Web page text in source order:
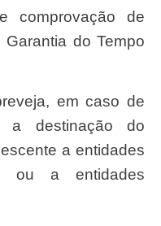
comprovação de
do Tempo
a destinação do
a entidades
ou a entidades